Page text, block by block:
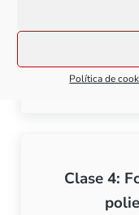
Política de
Clase 4: